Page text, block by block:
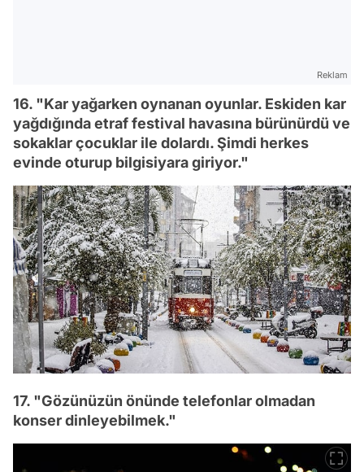
Reklam
16. "Kar yağarken oynanan oyunlar. Eskiden kar
yağdığında etraf festival havasına bürünürdü ve
sokaklar çocuklar ile dolardı. Şimdi herkes
evinde oturup bilgisiyara giriyor."
17. "Gözünüzün önünde telefonlar olmadan
konser dinleyebilmek."